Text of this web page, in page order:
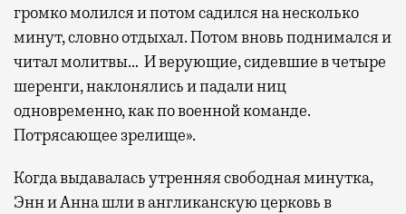
громко молился и потом садился на несколько
минут, словно отдыхал. Потом вновь поднимался и
читал молитвы… И верующие, сидевшие в четыре
шеренги, наклонялись и падали ниц
одновременно, как по военной команде.
Потрясающее зрелище».
Когда выдавалась утренняя свободная минутка,
Энн и Анна шли в англиканскую церковь в